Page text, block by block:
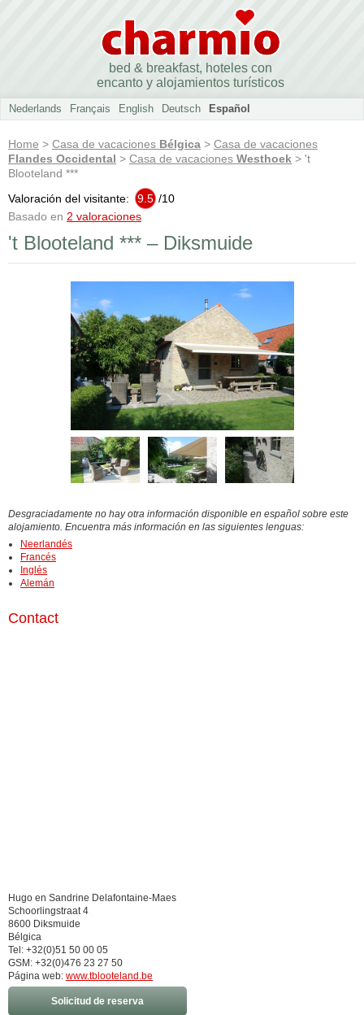
bed & breakfast, hoteles con
encanto y alojamientos turísticos
Nederlands Français English Deutsch Español
Home > Casa de vacaciones Bélgica > Casa de vacaciones
Flandes Occidental > Casa de vacaciones Westhoek > 't
Blooteland ***
Valoración del visitante:
9.5 /10
Basado en 2 valoraciones
't Blooteland *** – Diksmuide
Desgraciadamente no hay otra información disponible en español sobre este
alojamiento. Encuentra más información en las siguientes lenguas:
Neerlandés
Francés
Inglés
Alemán
Contact
Hugo en Sandrine Delafontaine-Maes
Schoorlingstraat 4
8600 Diksmuide
Bélgica
Tel: +32(0)51 50 00 05
GSM: +32(0)476 23 27 50
Página web: www.tblooteland.be
Solicitud de reserva